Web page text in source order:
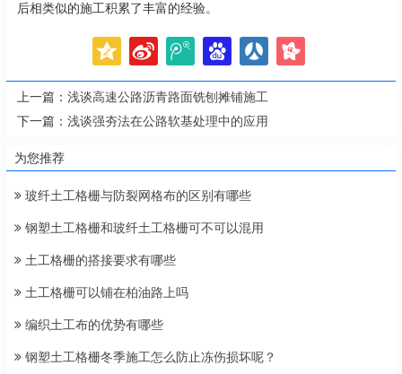
后相类似的施工积累了丰富的经验。
上一篇： 浅谈高速公路沥青路面铣刨摊铺施工
下一篇： 浅谈强夯法在公路软基处理中的应用
为您推荐
玻纤土工格栅与防裂网格布的区别有哪些
钢塑土工格栅和玻纤土工格栅可不可以混用
土工格栅的搭接要求有哪些
土工格栅可以铺在柏油路上吗
编织土工布的优势有哪些
钢塑土工格栅冬季施工怎么防止冻伤损坏呢？